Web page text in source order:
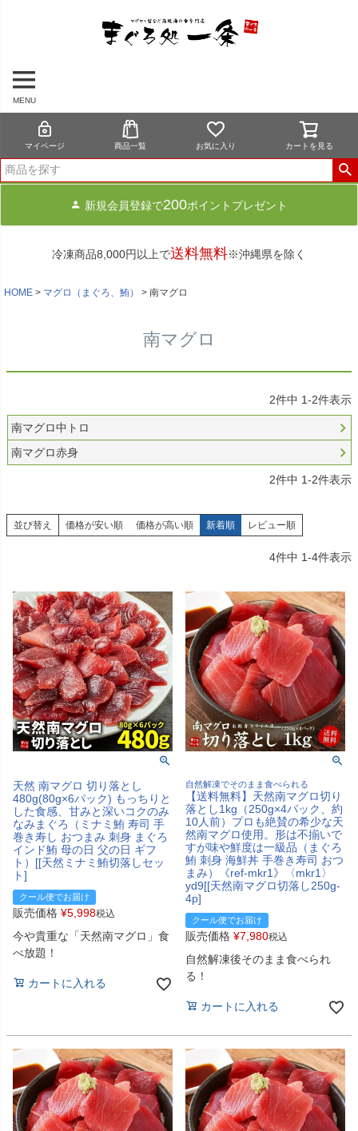
MENU
マイページ 商品一覧 お気に入り カートを見る
新規会員登録で200ポイントプレゼント
冷凍商品8,000円以上で送料無料※沖縄県を除く
HOME マグロ（まぐろ、鮪） 南マグロ
南マグロ
2件中 1-2件表示
南マグロ中トロ
南マグロ赤身
2件中 1-2件表示
並び替え 価格が安い順 価格が高い順 新着順 レビュー順
4件中 1-4件表示
天然 南マグロ 切り落とし
480g(80g×6パック) もっちりと
した食感、甘みと深いコクのみ
なみまぐろ（ミナミ鮪 寿司 手
巻き寿し おつまみ 刺身 まぐろ
インド鮪 母の日 父の日 ギフ
ト）[[天然ミナミ鮪切落しセッ
ト]
クール便でお届け
販売価格 ¥5,998税込
今や貴重な「天然南マグロ」食
べ放題！
カートに入れる
自然解凍でそのまま食べられる
【送料無料】天然南マグロ切り
落とし1kg（250g×4パック、約
10人前）プロも絶賛の希少な天
然南マグロ使用。形は不揃いで
すが味や鮮度は一級品（まぐろ
鮪 刺身 海鮮丼 手巻き寿司 おつ
まみ）《ref-mkr1》〈mkr1〉
yd9[[天然南マグロ切落し250g-
4p]
クール便でお届け
販売価格 ¥7,980税込
自然解凍後そのまま食べられ
る！
カートに入れる